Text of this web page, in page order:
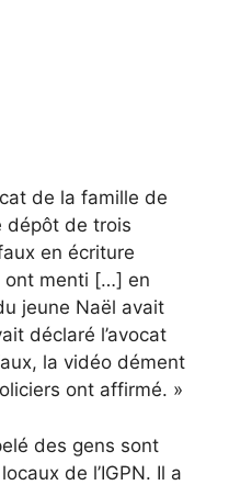
de la famille de
dépôt de trois
en écriture
ont menti […] en
jeune Naël avait
déclaré l’avocat
la vidéo dément
ont affirmé. »
des gens sont
de l’IGPN. Il a